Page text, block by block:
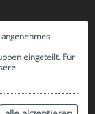
eingeteilt. Für